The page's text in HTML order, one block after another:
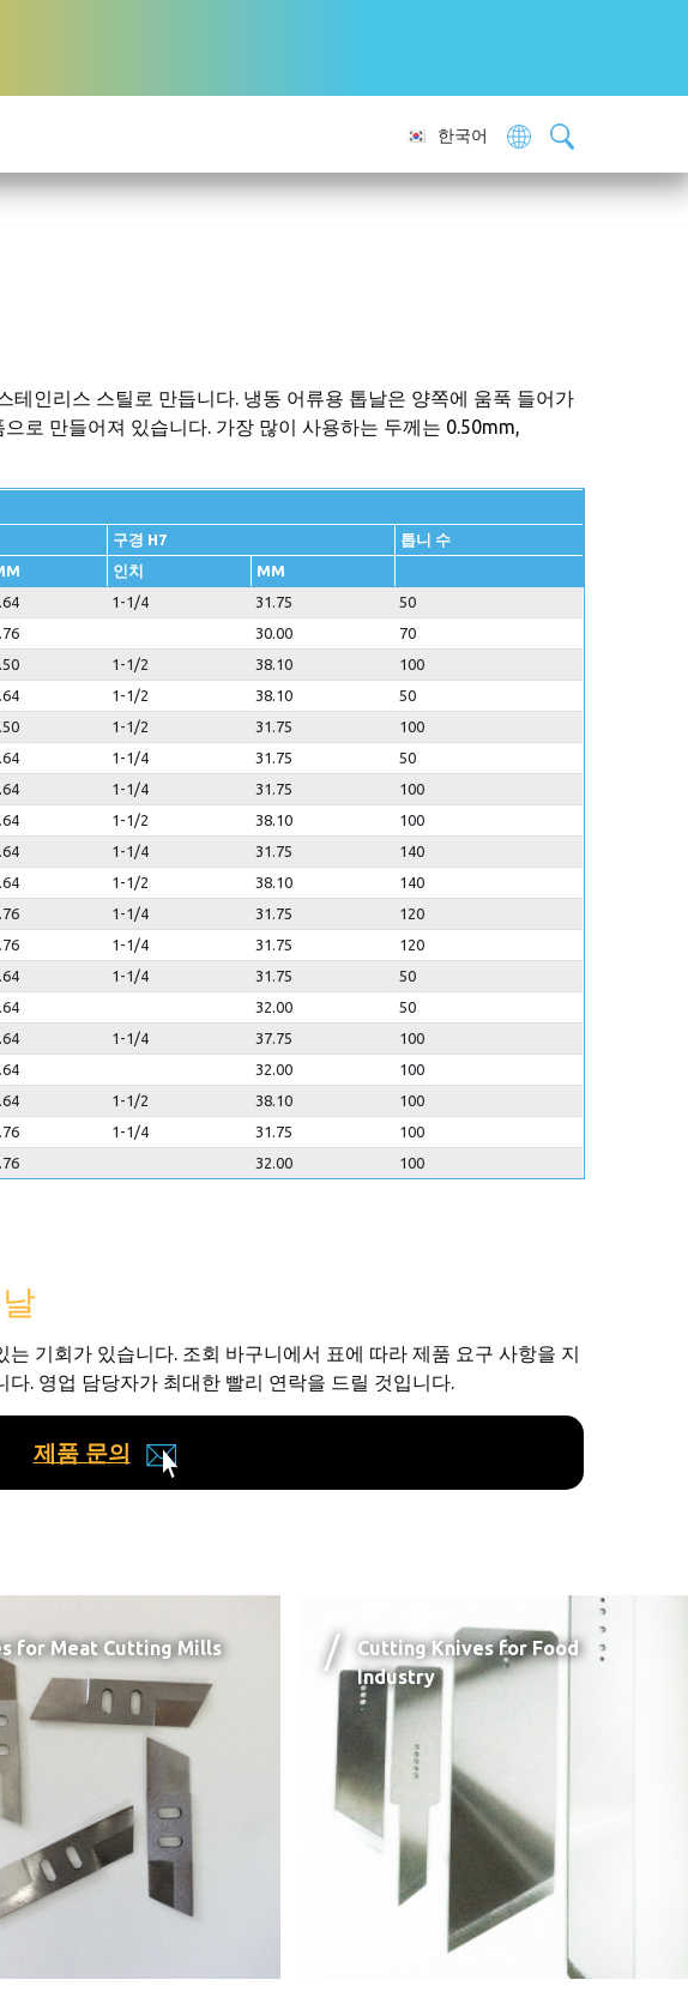
한국어
테인리스 스틸로 만듭니다. 냉동 어류용 톱날은 양쪽에 움푹 들어가
로 만들어져 있습니다. 가장 많이 사용하는 두께는 0.50mm,
구경 H7
톱니 수
인치
MM
1-1/4 31.75
50
30.00
70
1-1/2 38.10
100
1-1/2 38.10
50
1-1/2 31.75
100
1-1/4 31.75
50
1-1/4 31.75
100
1-1/2 38.10
100
1-1/4 31.75
140
1-1/2 38.10
140
1-1/4 31.75
120
1-1/4 31.75
120
1-1/4 31.75
50
32.00
50
1-1/4 37.75
100
32.00
100
1-1/2 38.10
100
1-1/4 31.75
100
32.00 100
기회가 있습니다. 조회 바구니에서 표에 따라 제품 요구 사항을 지
. 영업 담당자가 최대한 빨리 연락을 드릴 것입니다.
제품 문의
for Meat Cutting Mills
Cutting Knives for Food
Industry